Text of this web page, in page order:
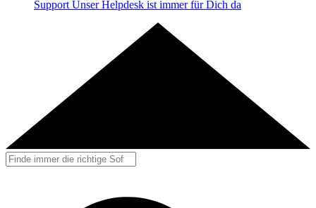
Support Unser Helpdesk ist immer für Dich da